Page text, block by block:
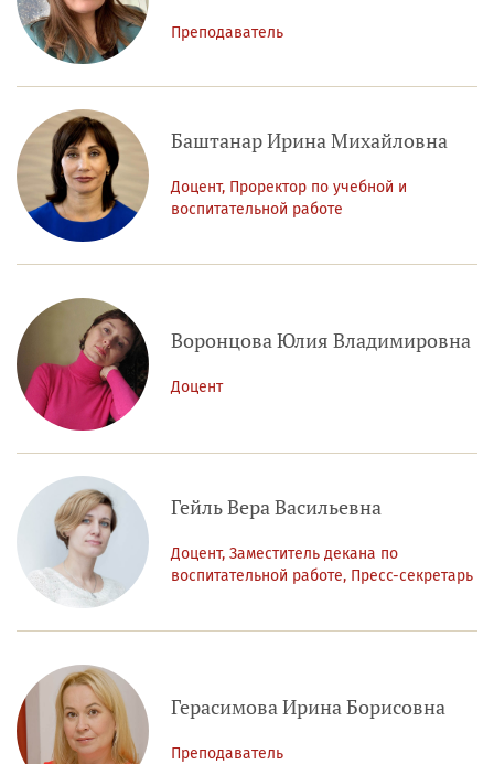
Преподаватель
Баштанар Ирина Михайловна
Доцент, Проректор по учебной и
воспитательной работе
Воронцова Юлия Владимировна
Доцент
Гейль Вера Васильевна
Доцент, Заместитель декана по
воспитательной работе, Пресс-секретарь
Герасимова Ирина Борисовна
Преподаватель